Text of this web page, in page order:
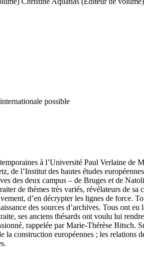
possible
à l’Université Paul Verlaine
de l’Institut des hautes études
des deux campus – de Bruges et de
de thèmes très variés, révélateurs de
d’en décrypter les lignes de force.
des sources d’archives. Tous ont
ses anciens thésards ont voulu lui
rappelée par Marie-Thérèse Bitsch.
construction européennes ; les